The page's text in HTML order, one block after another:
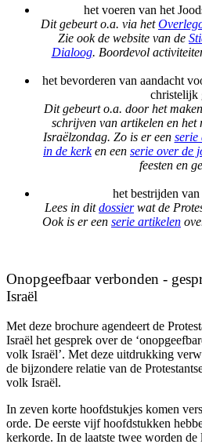
het voeren van het
Dit gebeurt o.a. via het
Zie ook de website van de
Dialoog. Boordevol
het bevorderen van aandacht
christelijk
Dit gebeurt o.a. door het
schrijven van artikelen en
Israëlzondag. Zo is er een serie
in de kerken een serie over de
feesten en
het bestrijden
Lees in ditdossierwat de
Ook is er een serie artikelen
Onopgeefbaar verbonden -
Israël
Met deze brochure agendeert de
Israël het gesprek over de
volk Israël’. Met deze uitdrukking
de bijzondere relatie van de
volk Israël.
In zeven korte hoofdstukjes komen
orde. De eerste vijf hoofdstukken
kerkorde. In de laatste twee worden